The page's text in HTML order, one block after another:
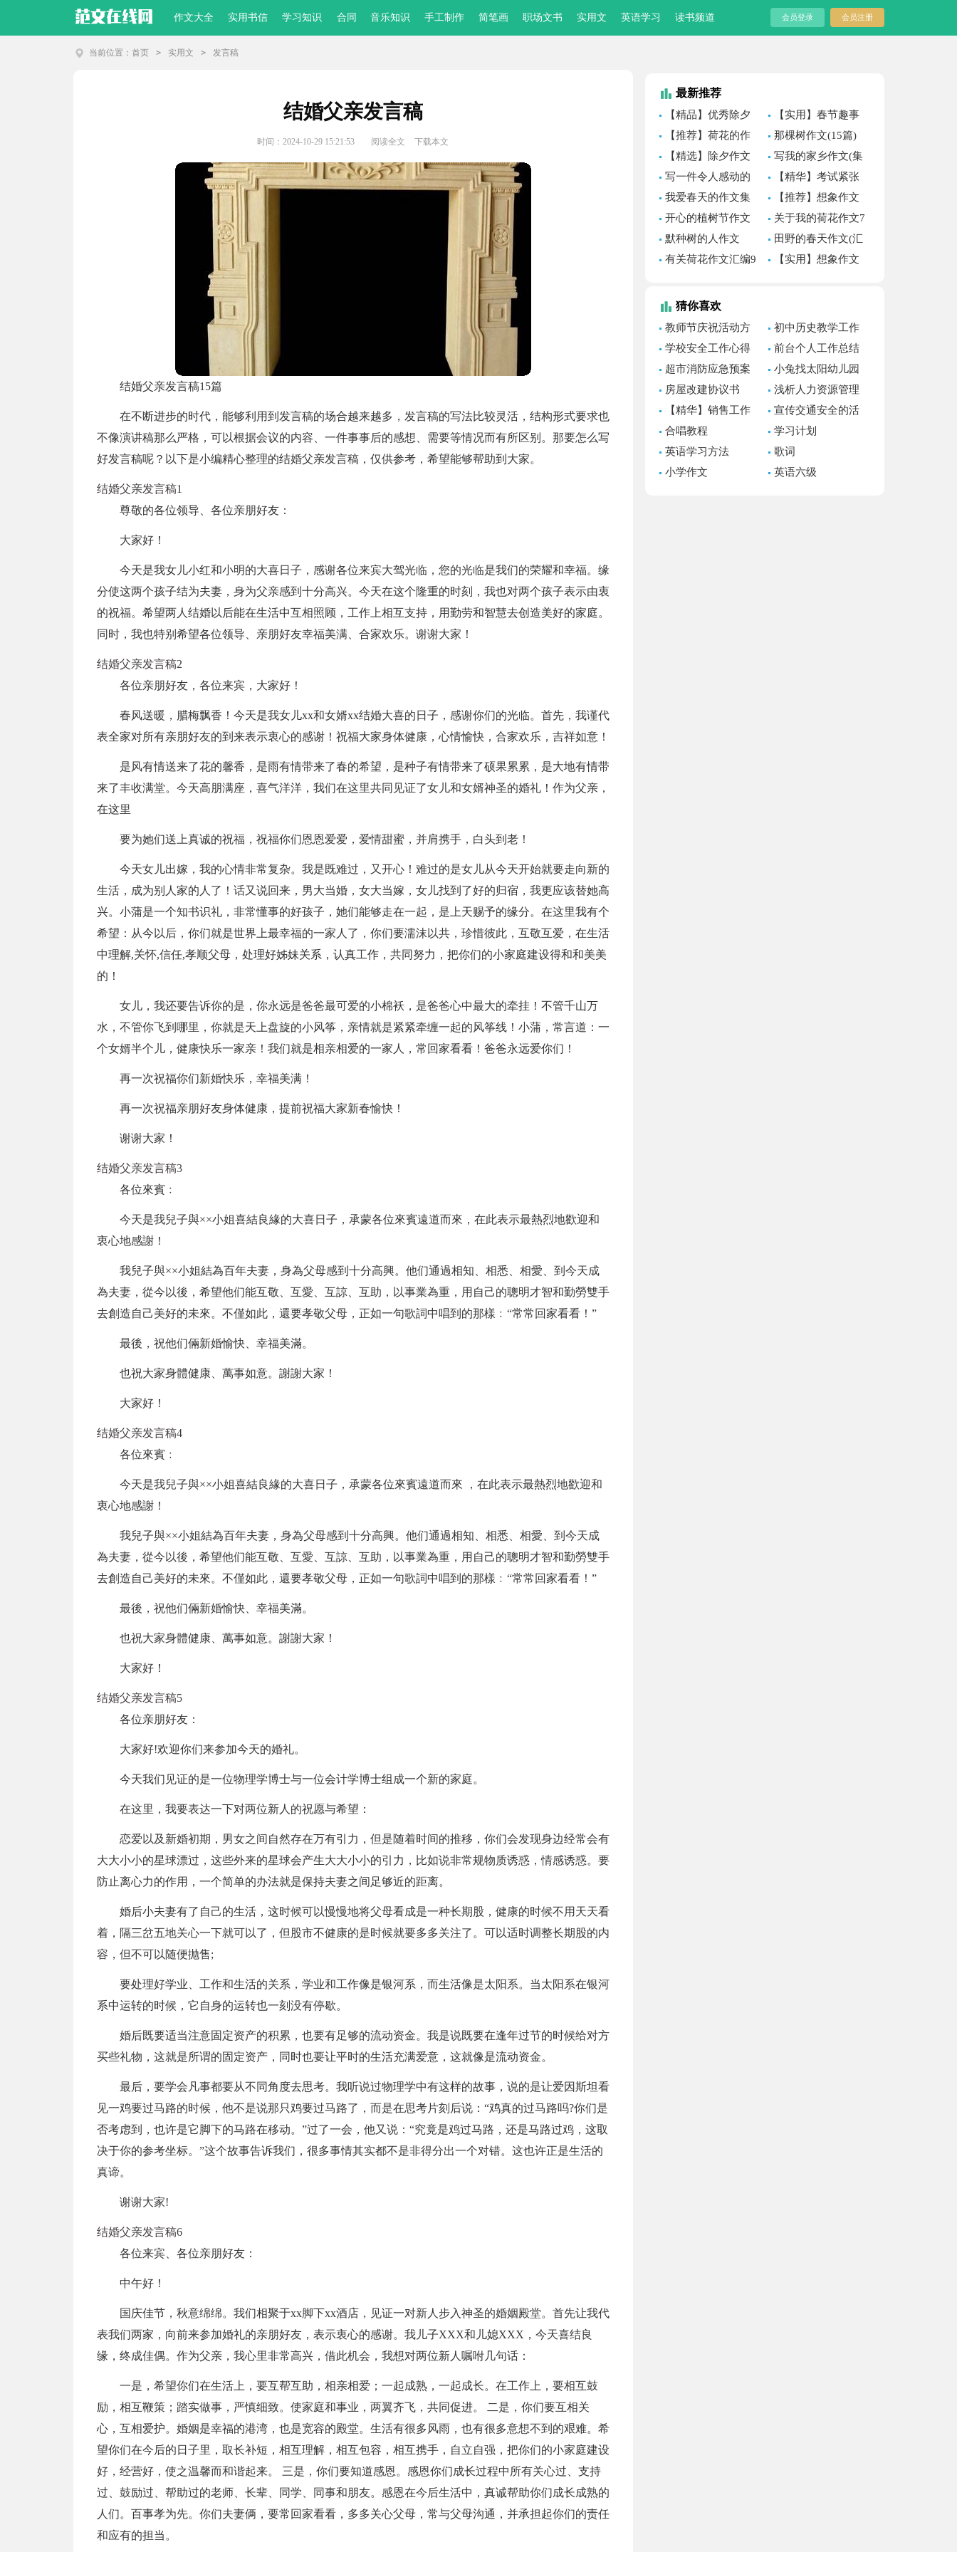
作文大全 实用书信 学习知识 合同 音乐知识 手工制作 简笔画 职场文书 实用文 英语学习 读书频道 会员登录 会员注册
当前位置： 首页 > 实用文 > 发言稿
结婚父亲发言稿
时间：2024-10-29 15:21:53 阅读全文 下载本文
结婚父亲发言稿15篇
在不断进步的时代，能够利用到发言稿的场合越来越多，发言稿的写法比较灵活，结构形式要求也
不像演讲稿那么严格，可以根据会议的内容、一件事事后的感想、需要等情况而有所区别。那要怎么写
好发言稿呢？以下是小编精心整理的结婚父亲发言稿，仅供参考，希望能够帮助到大家。
结婚父亲发言稿1
尊敬的各位领导、各位亲朋好友：
大家好！
今天是我女儿小红和小明的大喜日子，感谢各位来宾大驾光临，您的光临是我们的荣耀和幸福。缘
分使这两个孩子结为夫妻，身为父亲感到十分高兴。今天在这个隆重的时刻，我也对两个孩子表示由衷
的祝福。希望两人结婚以后能在生活中互相照顾，工作上相互支持，用勤劳和智慧去创造美好的家庭。
同时，我也特别希望各位领导、亲朋好友幸福美满、合家欢乐。谢谢大家！
结婚父亲发言稿2
各位亲朋好友，各位来宾，大家好！
春风送暖，腊梅飘香！今天是我女儿xx和女婿xx结婚大喜的日子，感谢你们的光临。首先，我谨代
表全家对所有亲朋好友的到来表示衷心的感谢！祝福大家身体健康，心情愉快，合家欢乐，吉祥如意！
是风有情送来了花的馨香，是雨有情带来了春的希望，是种子有情带来了硕果累累，是大地有情带
来了丰收满堂。今天高朋满座，喜气洋洋，我们在这里共同见证了女儿和女婿神圣的婚礼！作为父亲，
在这里
要为她们送上真诚的祝福，祝福你们恩恩爱爱，爱情甜蜜，并肩携手，白头到老！
今天女儿出嫁，我的心情非常复杂。我是既难过，又开心！难过的是女儿从今天开始就要走向新的
生活，成为别人家的人了！话又说回来，男大当婚，女大当嫁，女儿找到了好的归宿，我更应该替她高
兴。小蒲是一个知书识礼，非常懂事的好孩子，她们能够走在一起，是上天赐予的缘分。在这里我有个
希望：从今以后，你们就是世界上最幸福的一家人了，你们要濡沫以共，珍惜彼此，互敬互爱，在生活
中理解,关怀,信任,孝顺父母，处理好姊妹关系，认真工作，共同努力，把你们的小家庭建设得和和美美
的！
女儿，我还要告诉你的是，你永远是爸爸最可爱的小棉袄，是爸爸心中最大的牵挂！不管千山万
水，不管你飞到哪里，你就是天上盘旋的小风筝，亲情就是紧紧牵缠一起的风筝线！小蒲，常言道：一
个女婿半个儿，健康快乐一家亲！我们就是相亲相爱的一家人，常回家看看！爸爸永远爱你们！
再一次祝福你们新婚快乐，幸福美满！
再一次祝福亲朋好友身体健康，提前祝福大家新春愉快！
谢谢大家！
结婚父亲发言稿3
各位來賓﹕
今天是我兒子與××小姐喜結良緣的大喜日子，承蒙各位來賓遠道而來，在此表示最熱烈地歡迎和
衷心地感謝！
我兒子與××小姐結為百年夫妻，身為父母感到十分高興。他们通過相知、相悉、相愛、到今天成
為夫妻，從今以後，希望他们能互敬、互愛、互諒、互助，以事業為重，用自己的聰明才智和勤勞雙手
去創造自己美好的未來。不僅如此，還要孝敬父母，正如一句歌詞中唱到的那樣﹕“常常回家看看！”
最後，祝他们倆新婚愉快、幸福美滿。
也祝大家身體健康、萬事如意。謝謝大家！
大家好！
结婚父亲发言稿4
各位來賓﹕
今天是我兒子與××小姐喜結良緣的大喜日子，承蒙各位來賓遠道而來 ，在此表示最熱烈地歡迎和
衷心地感謝！
我兒子與××小姐結為百年夫妻，身為父母感到十分高興。他们通過相知、相悉、相愛、到今天成
為夫妻，從今以後，希望他们能互敬、互愛、互諒、互助，以事業為重，用自己的聰明才智和勤勞雙手
去創造自己美好的未來。不僅如此，還要孝敬父母，正如一句歌詞中唱到的那樣﹕“常常回家看看！”
最後，祝他们倆新婚愉快、幸福美滿。
也祝大家身體健康、萬事如意。謝謝大家！
大家好！
结婚父亲发言稿5
各位亲朋好友：
大家好!欢迎你们来参加今天的婚礼。
今天我们见证的是一位物理学博士与一位会计学博士组成一个新的家庭。
在这里，我要表达一下对两位新人的祝愿与希望：
恋爱以及新婚初期，男女之间自然存在万有引力，但是随着时间的推移，你们会发现身边经常会有
大大小小的星球漂过，这些外来的星球会产生大大小小的引力，比如说非常规物质诱惑，情感诱惑。要
防止离心力的作用，一个简单的办法就是保持夫妻之间足够近的距离。
婚后小夫妻有了自己的生活，这时候可以慢慢地将父母看成是一种长期股，健康的时候不用天天看
着，隔三岔五地关心一下就可以了，但股市不健康的是时候就要多多关注了。可以适时调整长期股的内
容，但不可以随便抛售;
要处理好学业、工作和生活的关系，学业和工作像是银河系，而生活像是太阳系。当太阳系在银河
系中运转的时候，它自身的运转也一刻没有停歇。
婚后既要适当注意固定资产的积累，也要有足够的流动资金。我是说既要在逢年过节的时候给对方
买些礼物，这就是所谓的固定资产，同时也要让平时的生活充满爱意，这就像是流动资金。
最后，要学会凡事都要从不同角度去思考。我听说过物理学中有这样的故事，说的是让爱因斯坦看
见一鸡要过马路的时候，他不是说那只鸡要过马路了，而是在思考片刻后说：“鸡真的过马路吗?你们是
否考虑到，也许是它脚下的马路在移动。”过了一会，他又说：“究竟是鸡过马路，还是马路过鸡，这取
决于你的参考坐标。”这个故事告诉我们，很多事情其实都不是非得分出一个对错。这也许正是生活的
真谛。
谢谢大家!
结婚父亲发言稿6
各位来宾、各位亲朋好友：
中午好！
国庆佳节，秋意绵绵。我们相聚于xx脚下xx酒店，见证一对新人步入神圣的婚姻殿堂。首先让我代
表我们两家，向前来参加婚礼的亲朋好友，表示衷心的感谢。我儿子XXX和儿媳XXX，今天喜结良
缘，终成佳偶。作为父亲，我心里非常高兴，借此机会，我想对两位新人嘱咐几句话：
一是，希望你们在生活上，要互帮互助，相亲相爱；一起成熟，一起成长。在工作上，要相互鼓
励，相互鞭策；踏实做事，严慎细致。使家庭和事业，两翼齐飞，共同促进。 二是，你们要互相关
心，互相爱护。婚姻是幸福的港湾，也是宽容的殿堂。生活有很多风雨，也有很多意想不到的艰难。希
望你们在今后的日子里，取长补短，相互理解，相互包容，相互携手，自立自强，把你们的小家庭建设
好，经营好，使之温馨而和谐起来。 三是，你们要知道感恩。感恩你们成长过程中所有关心过、支持
过、鼓励过、帮助过的老师、长辈、同学、同事和朋友。感恩在今后生活中，真诚帮助你们成长成熟的
人们。百事孝为先。你们夫妻俩，要常回家看看，多多关心父母，常与父母沟通，并承担起你们的责任
和应有的担当。
最新推荐
【精品】优秀除夕
作文七篇
【实用】春节趣事
作文400字集锦8篇
【推荐】荷花的作
文
那棵树作文(15篇)
【精选】除夕作文
300字三篇
写我的家乡作文(集
合15篇)
写一件令人感动的
作文
【精华】考试紧张
作文3篇
我爱春天的作文集
锦15篇
【推荐】想象作文
汇总5篇
开心的植树节作文
（精选31篇）
关于我的荷花作文7
篇
默种树的人作文
田野的春天作文(汇
编15篇)
有关荷花作文汇编9
【实用】想象作文
猜你喜欢
教师节庆祝活动方
案15篇
初中历史教学工作
总结
学校安全工作心得
体会
前台个人工作总结
15篇
超市消防应急预案
小兔找太阳幼儿园
小班语言教案
房屋改建协议书
浅析人力资源管理
案例教学设计论文
【精华】销售工作
计划合集10篇
宣传交通安全的活
动总结（精选21篇）
合唱教程
学习计划
英语学习方法
歌词
小学作文
英语六级